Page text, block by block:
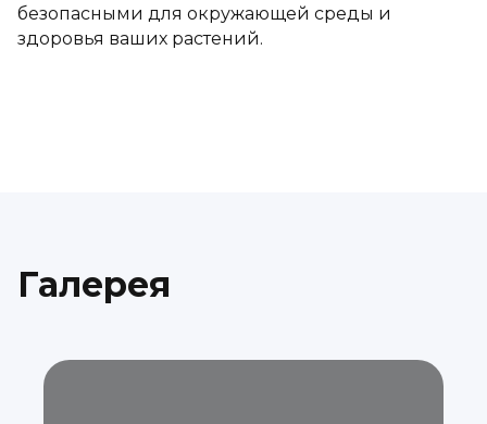
безопасными для окружающей среды и
здоровья ваших растений.
Галерея